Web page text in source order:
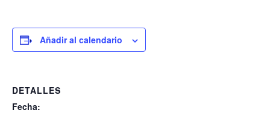
Añadir al calendario
DETALLES
Fecha: